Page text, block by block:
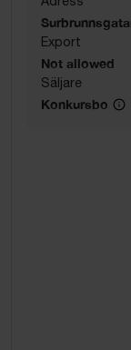
Export
Not allowed
Säljare
Konkursbo